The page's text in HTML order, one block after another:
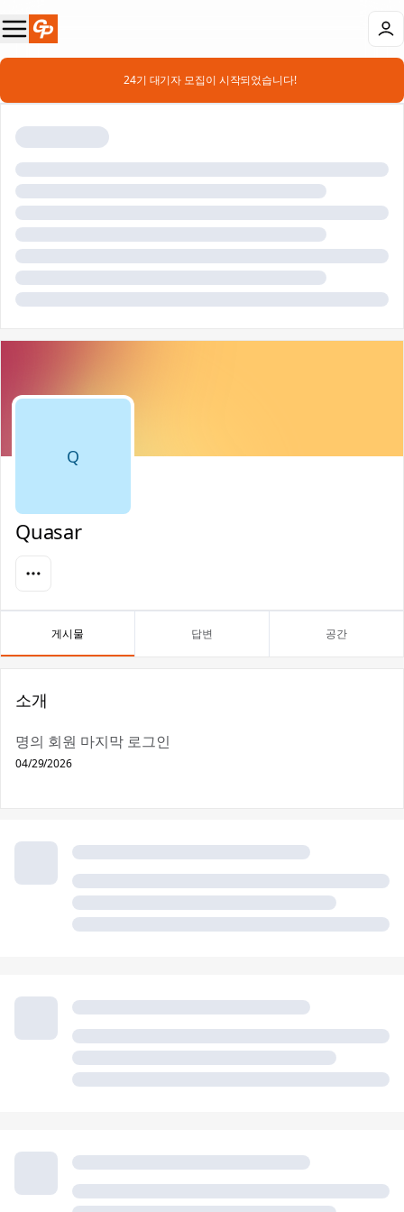
📣 24기 대기자 모집이 시작되었습니다!
Q
Quasar
게시물 답변 공간
소개
명의 회원 마지막 로그인
04/29/2026